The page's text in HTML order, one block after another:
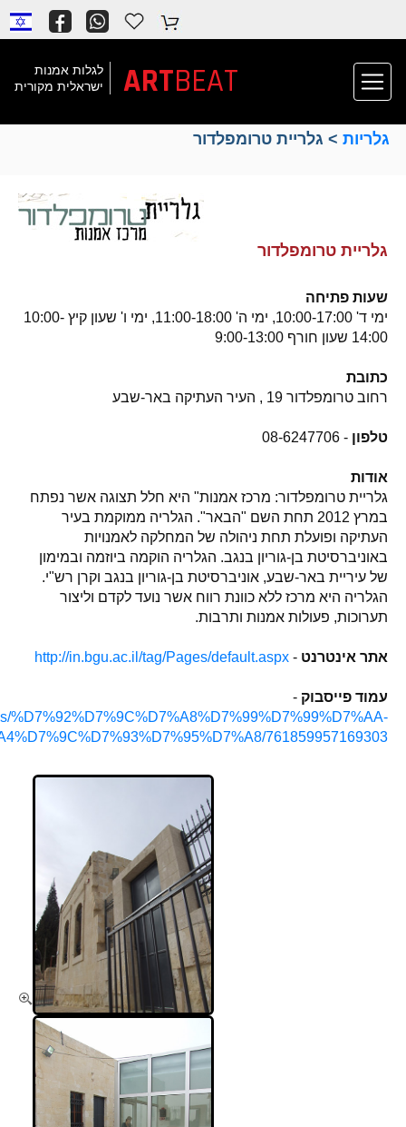
לגלות אמנות
ישראלית מקורית
ARTBEAT
גלריות> גלריית טרומפלדור
גלריית טרומפלדור
שעות פתיחה
ימי ד' 10:00-17:00, ימי ה' 11:00-18:00, ימי ו' שעון קיץ 10:00-
14:00 שעון חורף 9:00-13:00
כתובת
רחוב טרומפלדור 19 , העיר העתיקה באר-שבע
טלפון - 08-6247706
אודות
גלריית טרומפלדור: מרכז אמנות" היא חלל תצוגה אשר נפתח
במרץ 2012 תחת השם "הבאר". הגלריה ממוקמת בעיר
העתיקה ופועלת תחת ניהולה של המחלקה לאמנויות
באוניברסיטת בן-גוריון בנגב. הגלריה הוקמה ביוזמה ובמימון
של עיריית באר-שבע, אוניברסיטת בן-גוריון בנגב וקרן רש"י.
הגלריה היא מרכז ללא כוונת רווח אשר נועד לקדם וליצור
תערוכות, פעולות אמנות ותרבות.
אתר אינטרנט -
http://in.bgu.ac.il/tag/Pages/default.aspx
עמוד פייסבוק -
%D7%92%D7%9C%D7%A8%D7%99%D7%99%D7%AA-
761859957169303